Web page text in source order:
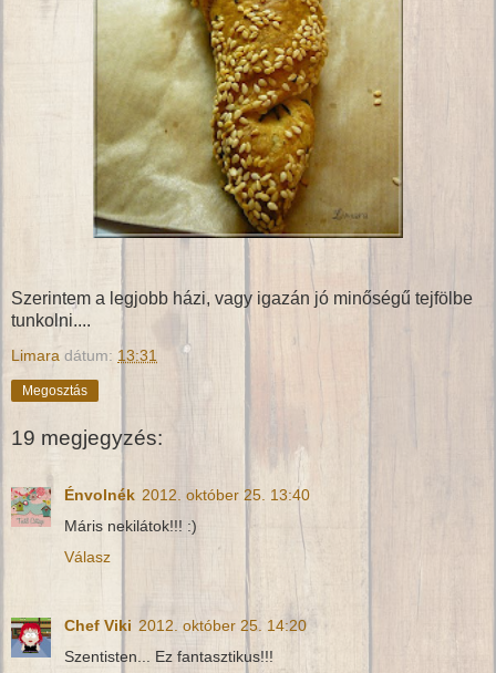
Szerintem a legjobb házi, vagy igazán jó minőségű tejfölbe
tunkolni....
Limara dátum: 13:31
Megosztás
19 megjegyzés:
Énvolnék 2012. október 25. 13:40
Máris nekilátok!!! :)
Válasz
Chef Viki 2012. október 25. 14:20
Szentisten... Ez fantasztikus!!!